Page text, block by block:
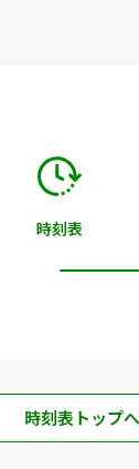
時刻表
時刻表トップ